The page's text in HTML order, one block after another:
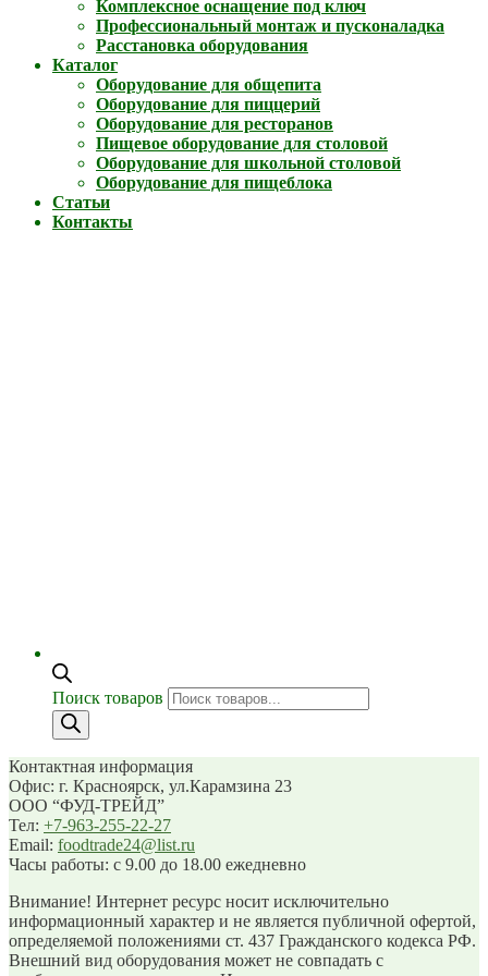
Комплексное оснащение под ключ
Профессиональный монтаж и пусконаладка
Расстановка оборудования
Каталог
Оборудование для общепита
Оборудование для пиццерий
Оборудование для ресторанов
Пищевое оборудование для столовой
Оборудование для школьной столовой
Оборудование для пищеблока
Статьи
Контакты
Поиск товаров
Контактная информация
Офис: г. Красноярск, ул.Карамзина 23
ООО “ФУД-ТРЕЙД”
Тел: +7-963-255-22-27
Email: foodtrade24@list.ru
Часы работы: с 9.00 до 18.00 ежедневно
Внимание! Интернет ресурс носит исключительно
информационный характер и не является публичной офертой,
определяемой положениями ст. 437 Гражданского кодекса РФ.
Внешний вид оборудования может не совпадать с